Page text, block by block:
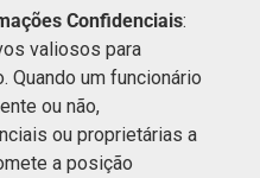
Confidenciais:
valiosos para
Quando um funcionário
ou não,
ou proprietárias a
a posição